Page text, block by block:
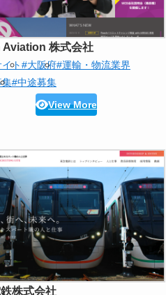
Aviation 株式会社
ト#大阪府#運輸・物流業界
集#中途募集
View More
株式会社